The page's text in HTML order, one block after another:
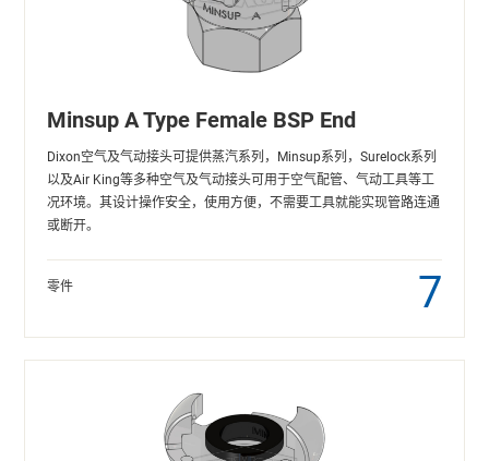
Minsup A Type Female BSP End
Dixon空气及气动接头可提供蒸汽系列，Minsup系列，Surelock系列
以及Air King等多种空气及气动接头可用于空气配管、气动工具等工
况环境。其设计操作安全，使用方便，不需要工具就能实现管路连通
或断开。
零件 7